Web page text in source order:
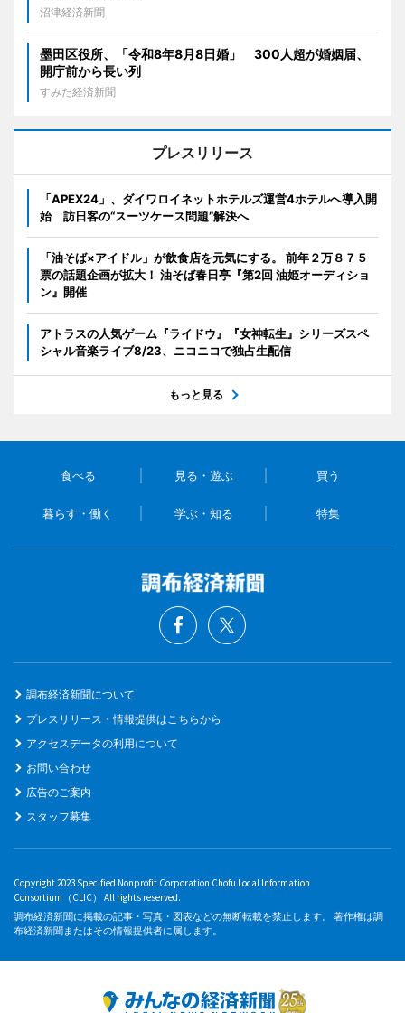
沼津経済新聞
墨田区役所、「令和8年8月8日婚」 300人超が婚姻届、
開庁前から長い列
すみだ経済新聞
プレスリリース
「APEX24」、ダイワロイネットホテルズ運営4ホテルへ導入開
始 訪日客の“スーツケース問題”解決へ
「油そば×アイドル」が飲食店を元気にする。 前年２万８７５
票の話題企画が拡大！ 油そば春日亭『第2回 油姫オーディショ
ン』開催
アトラスの人気ゲーム『ライドウ』『女神転生』シリーズスペ
シャル音楽ライブ8/23、ニコニコで独占生配信
もっと見る
食べる 見る・遊ぶ 買う
暮らす・働く 学ぶ・知る 特集
調布経済新聞について
プレスリリース・情報提供はこちらから
アクセスデータの利用について
お問い合わせ
広告のご案内
スタッフ募集
Copyright 2023 Specified Nonprofit Corporation Chofu Local Information
Consortium（CLIC） All rights reserved.
調布経済新聞に掲載の記事・写真・図表などの無断転載を禁止します。 著作権は調
布経済新聞またはその情報提供者に属します。